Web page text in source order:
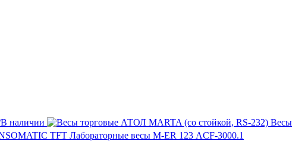
В наличии
Весы
Лабораторные весы M-ER 123 АCF-3000.1